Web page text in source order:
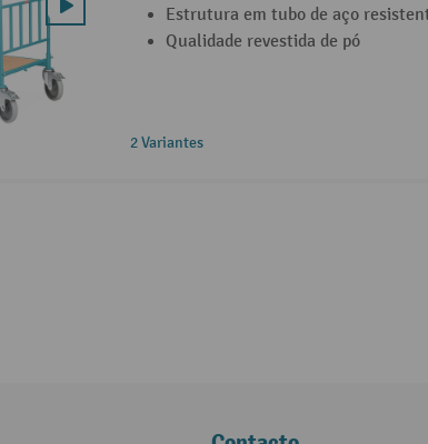
Estrutura em tubo de aço
Qualidade revestida de pó
2 Variantes